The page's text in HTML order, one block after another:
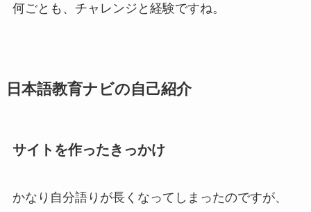
何ごとも、チャレンジと経験ですね。
日本語教育ナビの自己紹介
サイトを作ったきっかけ
かなり自分語りが長くなってしまったのですが、